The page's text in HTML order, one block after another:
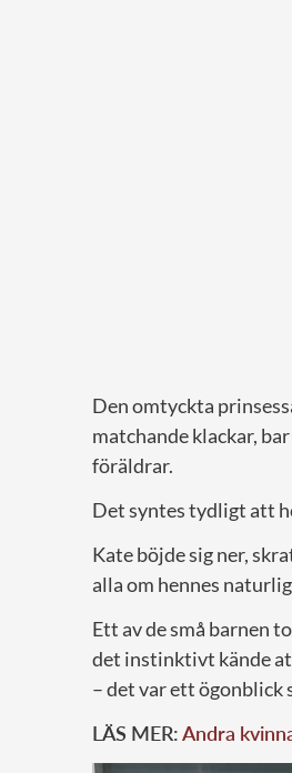
Den omtyckta
matchande klackar,
föräldrar.
Det syntes tydligt att
Kate böjde sig ner,
alla om hennes
Ett av de små barnen
det instinktivt kände
– det var ett ögonblick
LÄS MER:Andra